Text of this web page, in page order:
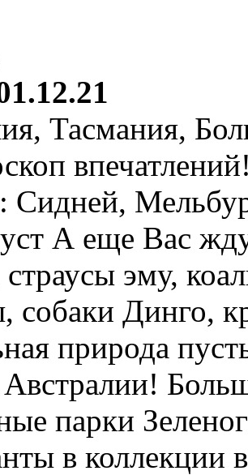
Тасмания,
Сидней,
А еще Вас
эму,
собаки Динго,
природа
Австралии!
парки
в коллекции